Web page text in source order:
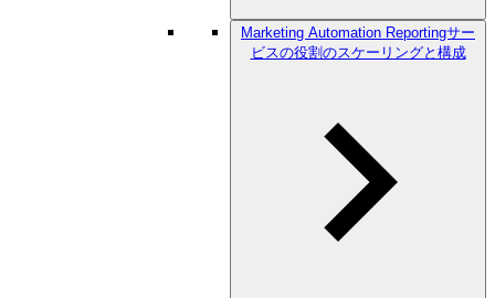
Marketing Automation Reportingサー
ビスの役割のスケーリングと構成